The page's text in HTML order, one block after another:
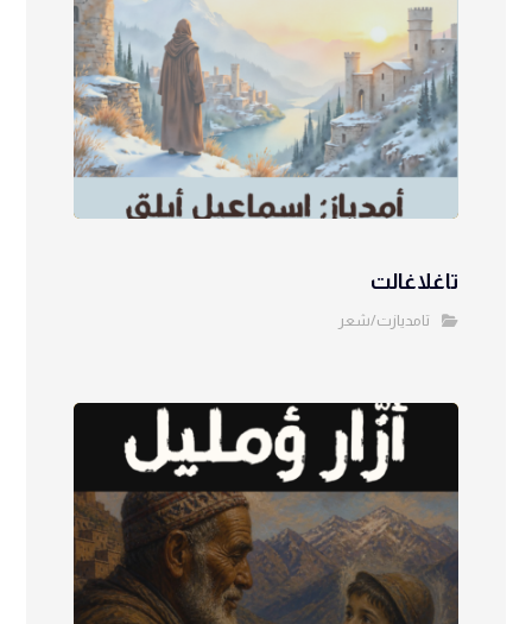
تاغلاغالت
تامديازت/شعر